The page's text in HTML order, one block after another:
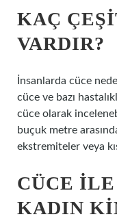
KAÇ
VARDIR?
İnsanlarda cüce
cüce ve bazı
cüce olarak
buçuk metre
ekstremiteler veya
CÜCE
KADIN